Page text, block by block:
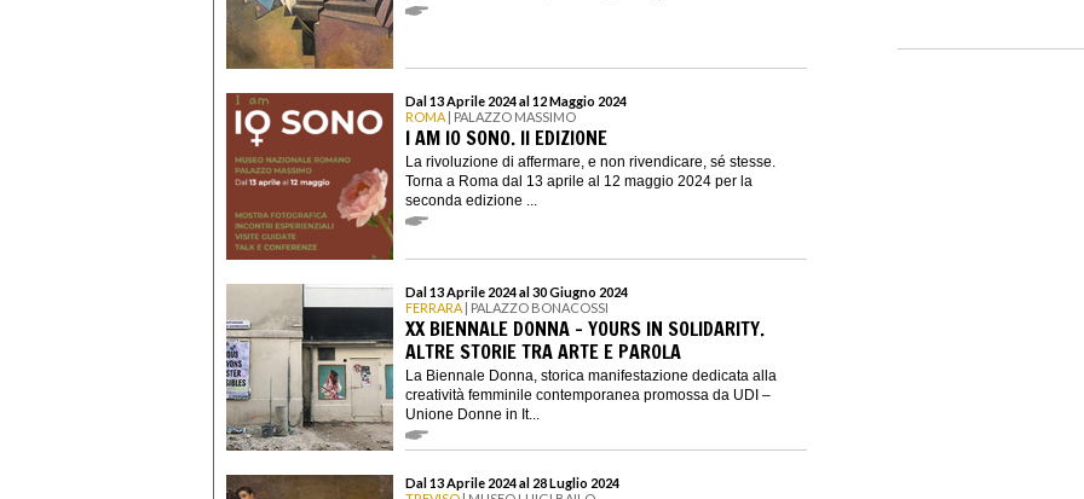
Dal 13 Aprile 2024 al 12 Maggio 2024
ROMA | PALAZZO MASSIMO
I AM IO SONO. II EDIZIONE
La rivoluzione di affermare, e non rivendicare, sé stesse.
Torna a Roma dal 13 aprile al 12 maggio 2024 per la
seconda edizione ...
Dal 13 Aprile 2024 al 30 Giugno 2024
FERRARA | PALAZZO BONACOSSI
XX BIENNALE DONNA - YOURS IN SOLIDARITY.
ALTRE STORIE TRA ARTE E PAROLA
La Biennale Donna, storica manifestazione dedicata alla
creatività femminile contemporanea promossa da UDI –
Unione Donne in It...
Dal 13 Aprile 2024 al 28 Luglio 2024